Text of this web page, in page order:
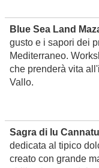
Blue Sea Land
gusto e i sapori dei
Mediterraneo.
che prenderà vita
Vallo.
Sagra di lu
dedicata al tipico
creato con grande